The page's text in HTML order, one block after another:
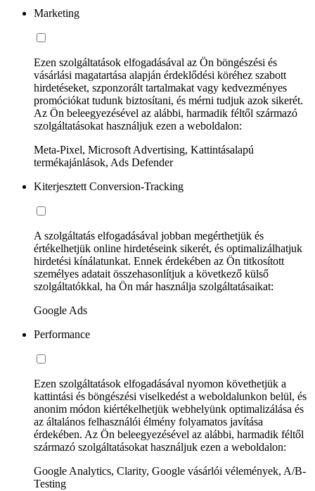
Marketing
Ezen szolgáltatások elfogadásával az Ön böngészési és
vásárlási magatartása alapján érdeklődési köréhez szabott
hirdetéseket, szponzorált tartalmakat vagy kedvezményes
promóciókat tudunk biztosítani, és mérni tudjuk azok sikerét.
Az Ön beleegyezésével az alábbi, harmadik féltől származó
szolgáltatásokat használjuk ezen a weboldalon:
Meta-Pixel, Microsoft Advertising, Kattintásalapú
termékajánlások, Ads Defender
Kiterjesztett Conversion-Tracking
A szolgáltatás elfogadásával jobban megérthetjük és
értékelhetjük online hirdetéseink sikerét, és optimalizálhatjuk
hirdetési kínálatunkat. Ennek érdekében az Ön titkosított
személyes adatait összehasonlítjuk a következő külső
szolgáltatókkal, ha Ön már használja szolgáltatásaikat:
Google Ads
Performance
Ezen szolgáltatások elfogadásával nyomon követhetjük a
kattintási és böngészési viselkedést a weboldalunkon belül, és
anonim módon kiértékelhetjük webhelyünk optimalizálása és
az általános felhasználói élmény folyamatos javítása
érdekében. Az Ön beleegyezésével az alábbi, harmadik féltől
származó szolgáltatásokat használjuk ezen a weboldalon:
Google Analytics, Clarity, Google vásárlói vélemények, A/B-
Testing